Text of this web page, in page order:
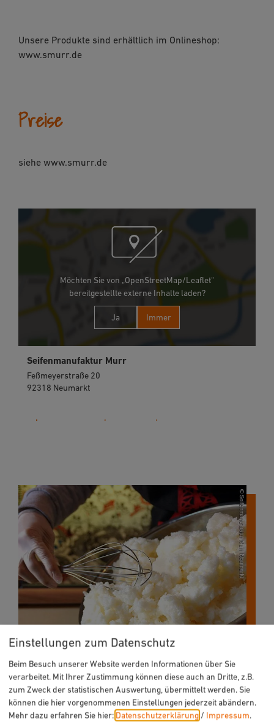
Unsere Produkte sind erhältlich im Onlineshop:
www.smurr.de
Preise
siehe www.smurr.de
Möchten Sie von „OpenStreetMap/Leaflet“
bereitgestellte externe Inhalte laden?
Ja Immer
Seifenmanufaktur Murr
Feßmeyerstraße 20
92318 Neumarkt
Einstellungen zum Datenschutz
Beim Besuch unserer Website werden Informationen über Sie
verarbeitet. Mit Ihrer Zustimmung können diese auch an Dritte, z.B.
zum Zweck der statistischen Auswertung, übermittelt werden. Sie
können die hier vorgenommenen Einstellungen jederzeit abändern.
Mehr dazu erfahren Sie hier:Datenschutzerklärung / Impressum.